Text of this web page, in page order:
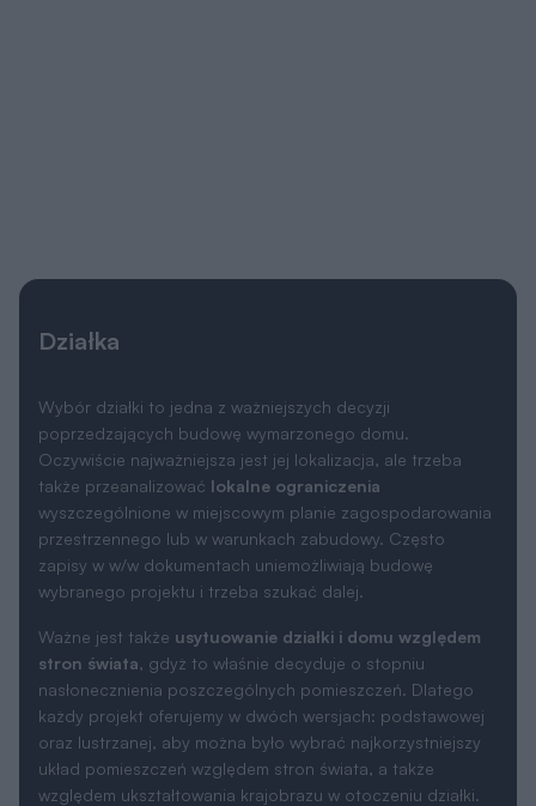
Działka
Wybór działki to jedna z ważniejszych decyzji
poprzedzających budowę wymarzonego domu.
Oczywiście najważniejsza jest jej lokalizacja, ale trzeba
także przeanalizować lokalne ograniczenia
wyszczególnione w miejscowym planie zagospodarowania
przestrzennego lub w warunkach zabudowy. Często
zapisy w w/w dokumentach uniemożliwiają budowę
wybranego projektu i trzeba szukać dalej.
Ważne jest także usytuowanie działki i domu względem
stron świata, gdyż to właśnie decyduje o stopniu
nasłonecznienia poszczególnych pomieszczeń. Dlatego
każdy projekt oferujemy w dwóch wersjach: podstawowej
oraz lustrzanej, aby można było wybrać najkorzystniejszy
układ pomieszczeń względem stron świata, a także
względem ukształtowania krajobrazu w otoczeniu działki.